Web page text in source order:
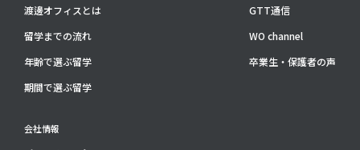
お問い合わせ： (平日9:30-17:30)
Please contact
for English information.
渡邊オフィスとは
留学までの流れ
年齢で選ぶ留学
期間で選ぶ留学
GTT通信
WO channel
卒業生・保護者の声
会社情報